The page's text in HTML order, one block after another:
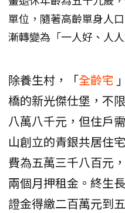
單位，隨著高齡單身人
漸轉變為「一人好、人
除養生村，「全齡宅
橋的新光傑仕堡，不
八萬八千元，但住戶
山創立的青銀共居住
費為五萬三千八百元
兩個月押租金。終生
證金得繳二百萬元到